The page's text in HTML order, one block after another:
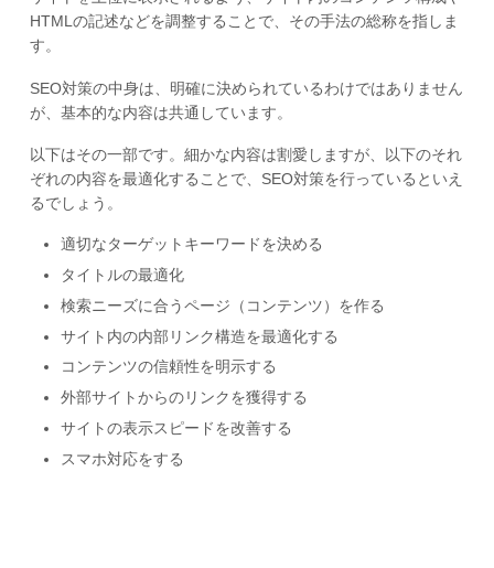
HTMLの記述などを調整することで、その手法の総称を指しま
す。
SEO対策の中身は、明確に決められているわけではありません
が、基本的な内容は共通しています。
以下はその一部です。細かな内容は割愛しますが、以下のそれ
ぞれの内容を最適化することで、SEO対策を行っているといえ
るでしょう。
適切なターゲットキーワードを決める
タイトルの最適化
検索ニーズに合うページ（コンテンツ）を作る
サイト内の内部リンク構造を最適化する
コンテンツの信頼性を明示する
外部サイトからのリンクを獲得する
サイトの表示スピードを改善する
スマホ対応をする